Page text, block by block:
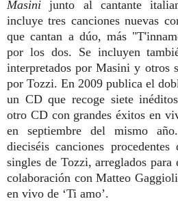
Masini junto al cantante
incluye tres canciones nuevas
que cantan a dúo, más
por los dos. Se incluyen
interpretados por Masini y otros
por Tozzi. En 2009 publica el
un CD que recoge siete
otro CD con grandes éxitos en
en septiembre del mismo
dieciséis canciones
singles de Tozzi, arreglados para
colaboración con Matteo
en vivo de ‘Ti amo’.